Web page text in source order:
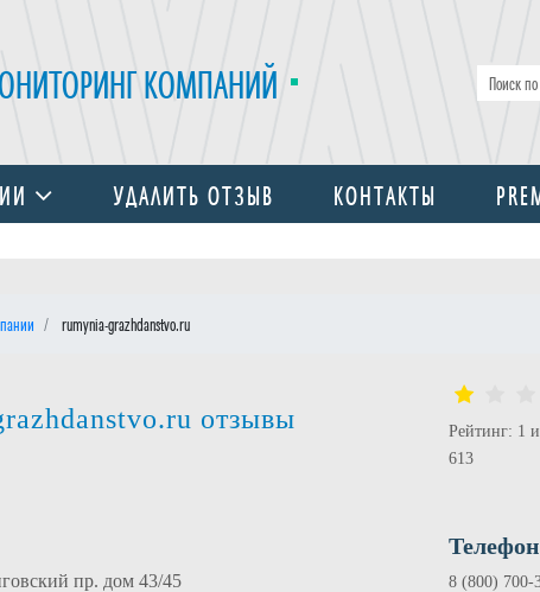
КОМПАНИЙ
УДАЛИТЬ ОТЗЫВ КОНТАКТЫ
rumynia-grazhdanstvo.ru
отзывы
Рейтинг: 1
613
пр. дом 43/45
8 (800) 700-